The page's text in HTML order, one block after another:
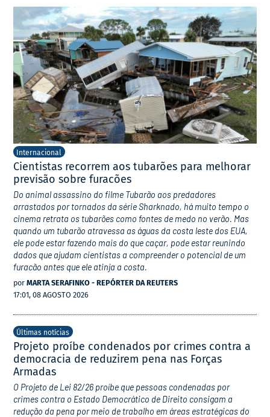
Internacional
Cientistas recorrem aos tubarões para melhorar
previsão sobre furacões
Do animal assassino do filme Tubarão aos predadores
arrastados por tornados da série Sharknado, há muito tempo o
cinema retrata os tubarões como fontes de medo no verão. Mas
quando um tubarão atravessa as águas da costa leste dos EUA,
ele pode estar fazendo mais do que caçar, pode estar reunindo
dados que ajudam cientistas a compreender o potencial de um
furacão antes que ele atinja a costa.
por MARTA SERAFINKO - REPÓRTER DA REUTERS
17:01, 08 AGOSTO 2026
Últimas notícias
Projeto proíbe condenados por crimes contra a
democracia de reduzirem pena nas Forças
Armadas
O Projeto de Lei 82/26 proíbe que pessoas condenadas por
crimes contra o Estado Democrático de Direito consigam a
redução da pena por meio de trabalho em áreas estratégicas do